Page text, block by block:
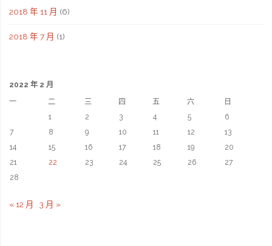
2018 年 11 月 (6)
2018 年 7 月 (1)
2022 年 2 月
一
二 三 四 五 六
日
1
2 3 4 5
6
7
8 9 10 11 12
13
14
15 16 17 18 19
20
21
22 23 24 25 26
27
28
« 12 月 3 月 »